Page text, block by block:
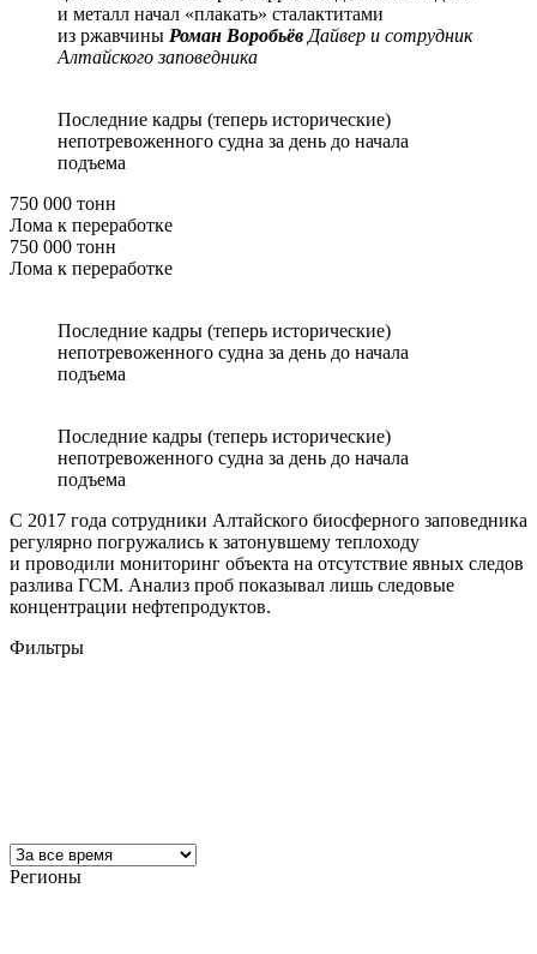
и металл начал «плакать» сталактитами
из ржавчины Роман Воробьёв Дайвер и сотрудник
Алтайского заповедника
Последние кадры (теперь исторические)
непотревоженного судна за день до начала
подъема
750 000 тонн
Лома к переработке
750 000 тонн
Лома к переработке
Последние кадры (теперь исторические)
непотревоженного судна за день до начала
подъема
Последние кадры (теперь исторические)
непотревоженного судна за день до начала
подъема
С 2017 года сотрудники Алтайского биосферного заповедника
регулярно погружались к затонувшему теплоходу
и проводили мониторинг объекта на отсутствие явных следов
разлива ГСМ. Анализ проб показывал лишь следовые
концентрации нефтепродуктов.
Фильтры
Регионы